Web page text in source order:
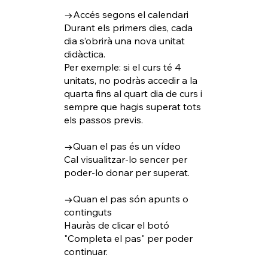
→Accés segons el calendari
Durant els primers dies, cada
dia s’obrirà una nova unitat
didàctica.
Per exemple: si el curs té 4
unitats, no podràs accedir a la
quarta fins al quart dia de curs i
sempre que hagis superat tots
els passos previs.
→Quan el pas és un vídeo
Cal visualitzar-lo sencer per
poder-lo donar per superat.
→Quan el pas són apunts o
continguts
Hauràs de clicar el botó
"Completa el pas" per poder
continuar.